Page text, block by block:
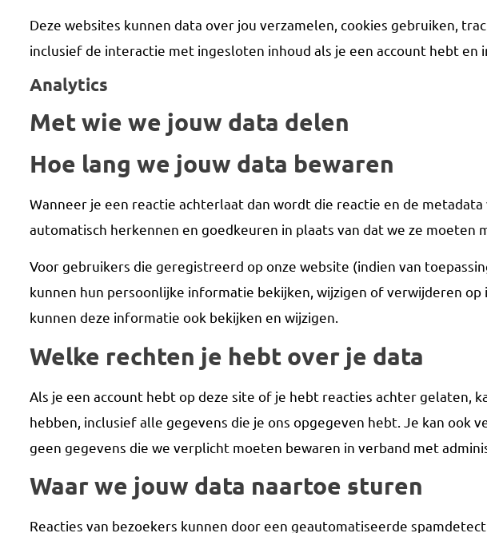
Deze websites kunnen data over jou verzamelen, cookies gebruiken,
inclusief de interactie met ingesloten inhoud als je een account hebt en
Analytics
Met wie we jouw data delen
Hoe lang we jouw data bewaren
Wanneer je een reactie achterlaat dan wordt die reactie en de
automatisch herkennen en goedkeuren in plaats van dat we ze moeten
Voor gebruikers die geregistreerd op onze website (indien van
kunnen hun persoonlijke informatie bekijken, wijzigen of verwijderen
kunnen deze informatie ook bekijken en wijzigen.
Welke rechten je hebt over je data
Als je een account hebt op deze site of je hebt reacties achter gelaten,
hebben, inclusief alle gegevens die je ons opgegeven hebt. Je kan ook
geen gegevens die we verplicht moeten bewaren in verband met
Waar we jouw data naartoe sturen
Reacties van bezoekers kunnen door een geautomatiseerde